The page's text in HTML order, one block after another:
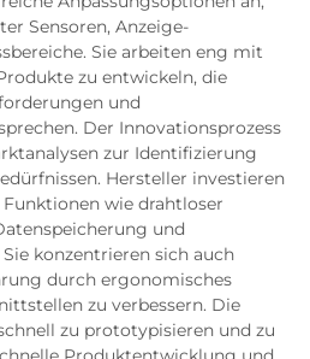
Sensoren, Anzeige-
Sie arbeiten eng mit
zu entwickeln, die
und
Der Innovationsprozess
zur Identifizierung
Hersteller investieren
wie drahtloser
und
konzentrieren sich auch
durch ergonomisches
zu verbessern. Die
zu prototypisieren und zu